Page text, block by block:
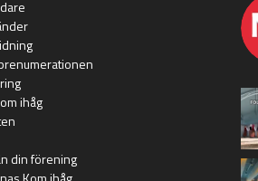
ihåg
din förening